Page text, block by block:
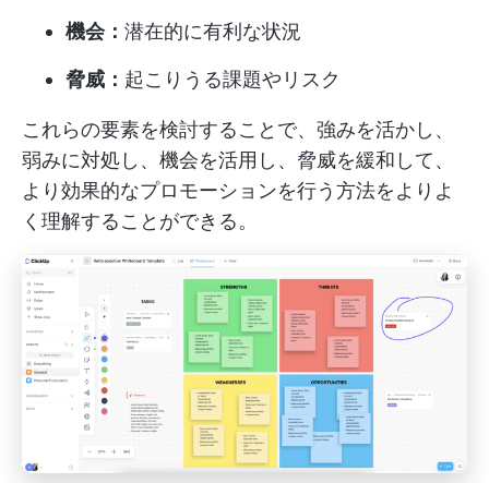
機会： 潜在的に有利な状況
脅威： 起こりうる課題やリスク
これらの要素を検討することで、強みを活かし、
弱みに対処し、機会を活用し、脅威を緩和して、
より効果的なプロモーションを行う方法をよりよ
く理解することができる。